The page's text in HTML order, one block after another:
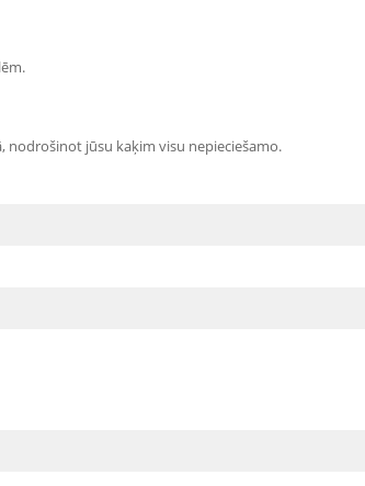
nodrošinot jūsu kaķim visu nepieciešamo.